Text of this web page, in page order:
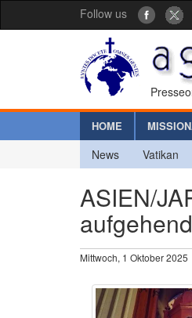
Follow us
HOME
News Vatikan
ASIEN/
Mittwoch, 1 Oktober 2025